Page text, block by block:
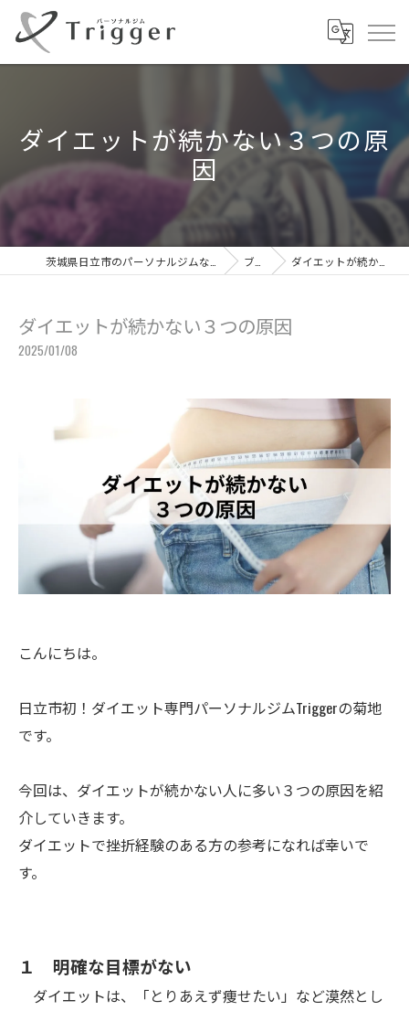
ダイエットが続かない３つの原
因
ブログ ダイエットが続かない３つの原因
ダイエットが続かない３つの原因
2025/01/08
こんにちは。
日立市初！ダイエット専門パーソナルジムTriggerの菊地
です。
今回は、ダイエットが続かない人に多い３つの原因を紹
介していきます。
ダイエットで挫折経験のある方の参考になれば幸いで
す。
１ 明確な目標がない
ダイエットは、「とりあえず痩せたい」など漠然とし